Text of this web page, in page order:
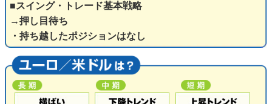
■スイング・トレード基本戦略
→押し目待ち
・持ち越したポジションはなし